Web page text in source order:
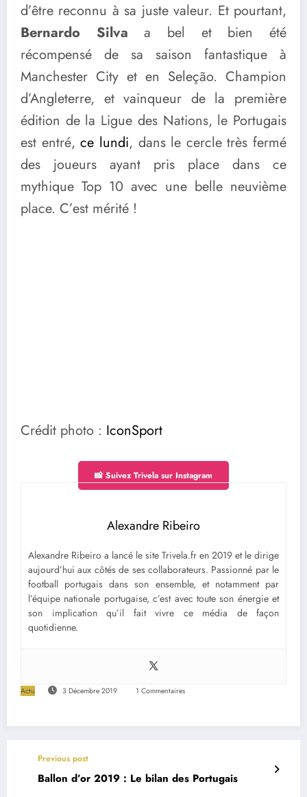
d’être reconnu à sa juste valeur. Et pourtant,
Bernardo Silvaa bel et bien été
récompensé de sa saison fantastique à
Manchester City et en Seleção. Champion
d’Angleterre, et vainqueur de la première
édition de la Ligue des Nations, le Portugais
est entré, ce lundi, dans le cercle très fermé
des joueurs ayant pris place dans ce
mythique Top 10 avec une belle neuvième
place. C’est mérité !
Crédit photo : IconSport
📸 Suivez Trivela sur Instagram
Alexandre Ribeiro
Alexandre Ribeiro a lancé le site Trivela.fr en 2019 et le dirige
aujourd’hui aux côtés de ses collaborateurs. Passionné par le
football portugais dans son ensemble, et notamment par
l’équipe nationale portugaise, c’est avec toute son énergie et
son implication qu’il fait vivre ce média de façon
quotidienne.
Actu 3 Décembre 2019 1 Commentaires
Previous post
Ballon d’or 2019 : Le bilan des Portugais